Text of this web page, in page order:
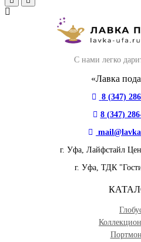
С нами легко
«Лавка
8 (347)
8 (347)
г. Уфа, Лайфстайл
г. Уфа, ТДК